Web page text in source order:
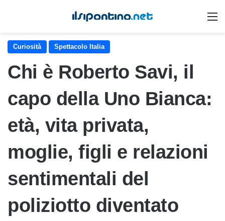
Curiosità Spettacolo Italia
Chi è Roberto Savi, il
capo della Uno Bianca:
età, vita privata,
moglie, figli e relazioni
sentimentali del
poliziotto diventato